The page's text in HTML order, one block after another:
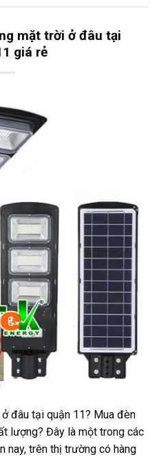
mặt trời ở đâu tại
giá rẻ
đâu tại quận 11? Mua đèn
lượng? Đây là một trong các
nay, trên thị trường có hàng